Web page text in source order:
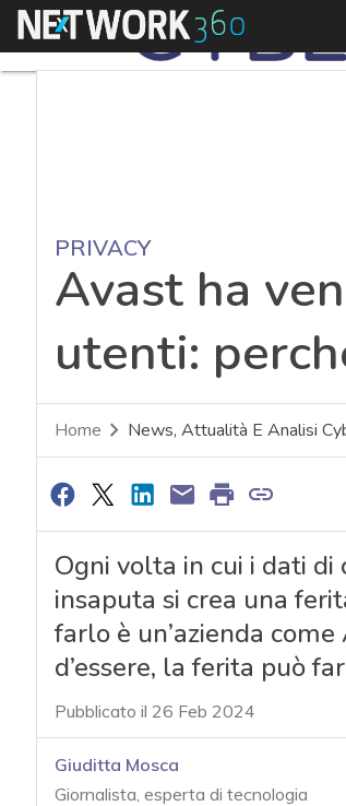
Menu
PRIVACY
Avast ha
utenti:
Home News, Attualità E Analisi
Ogni volta in cui i dati
insaputa si crea una
farlo è un’azienda
d’essere, la ferita può
Pubblicato il 26 Feb 2024
Giuditta Mosca
Giornalista, esperta di tecnologia